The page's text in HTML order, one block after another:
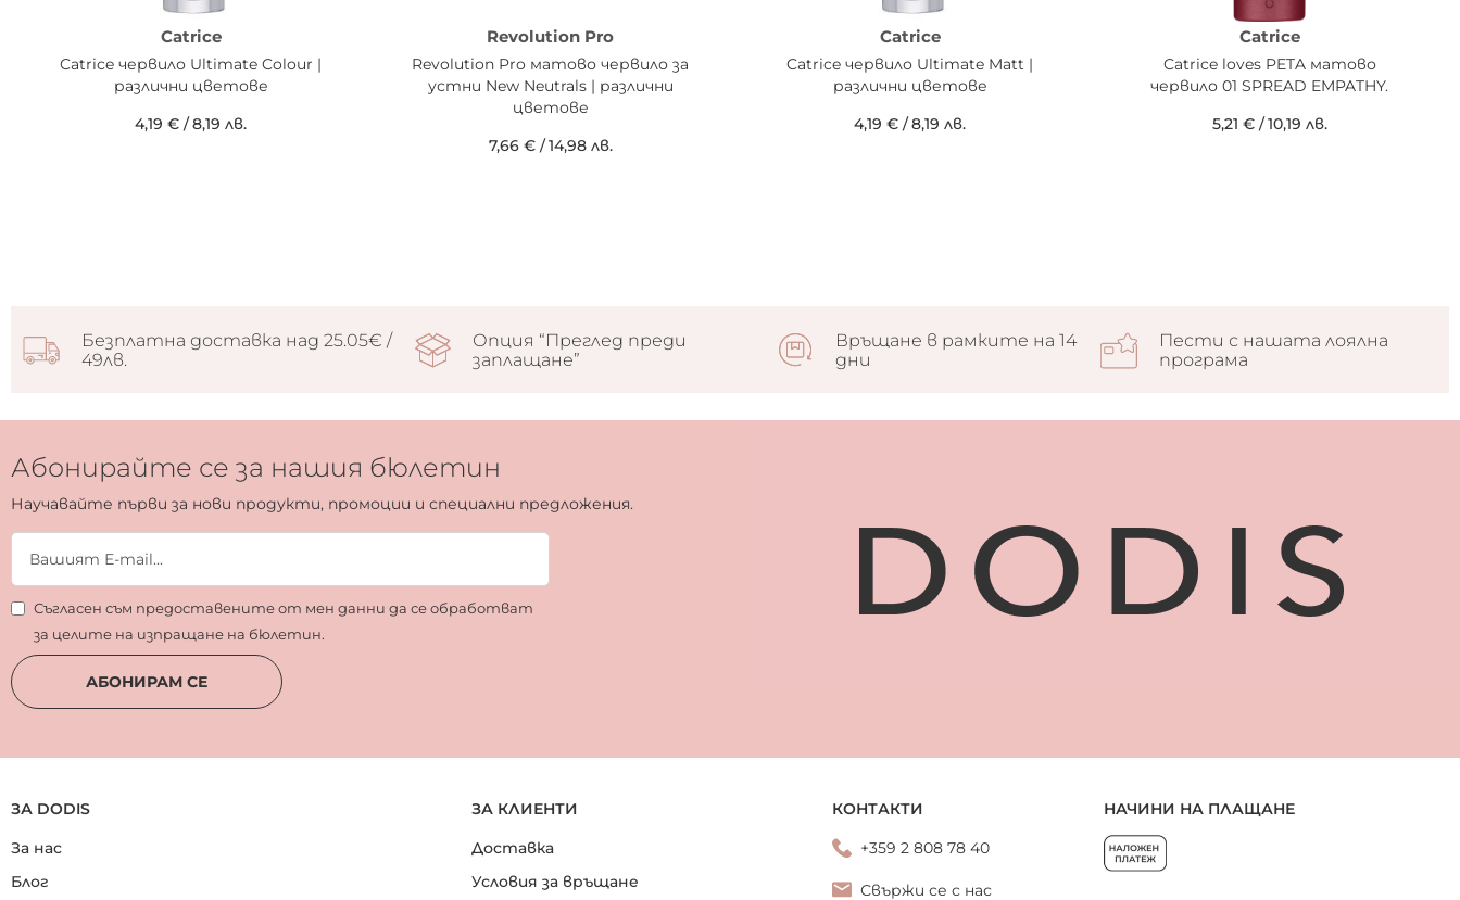
Catrice
Catrice червило Ultimate Colour |
различни цветове
4,19 € /8,19 лв.
Revolution Pro
Revolution Pro матово червило за
устни New Neutrals | различни
цветове
7,66 €/14,98 лв.
Catrice
Catrice червило Ultimate Matt |
различни цветове
4,19 € /8,19 лв.
Catrice
Catrice loves PETA матово
червило 01 SPREAD EMPATHY.
5,21 €/10,19 лв.
Безплатна доставка над 25.05€ /
49лв.
Опция “Преглед преди
заплащане”
Връщане в рамките на 14
дни
Пести с нашата лоялна
програма
Абонирайте се за нашия бюлетин
Научавайте първи за нови продукти, промоции и специални предложения.
Съгласен съм предоставените от мен данни да се обработват
за целите на изпращане на бюлетин.
АБОНИРАМ СЕ
ЗА DODIS
За нас
Блог
ЗА КЛИЕНТИ
Доставка
Условия за връщане
КОНТАКТИ
+359 2 808 78 40
Свържи се с нас
НАЧИНИ НА ПЛАЩАНЕ